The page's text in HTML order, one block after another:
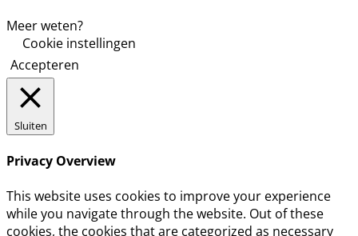
Meer weten?
Cookie instellingen
Accepteren
Sluiten
Privacy Overview
This website uses cookies to improve your experience
while you navigate through the website. Out of these
cookies, the cookies that are categorized as necessary